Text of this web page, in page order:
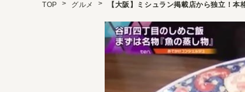
TOP グルメ 【大阪】ミシュラン掲載店から独立！本